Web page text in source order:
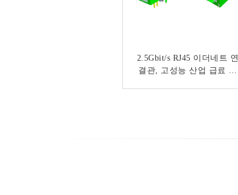
2.5Gbit/s RJ45 이더네트 연
결관, 고성능 산업 급료 모
지도하는을 가진 정각
CAT5e RJ45 이더네트 연결